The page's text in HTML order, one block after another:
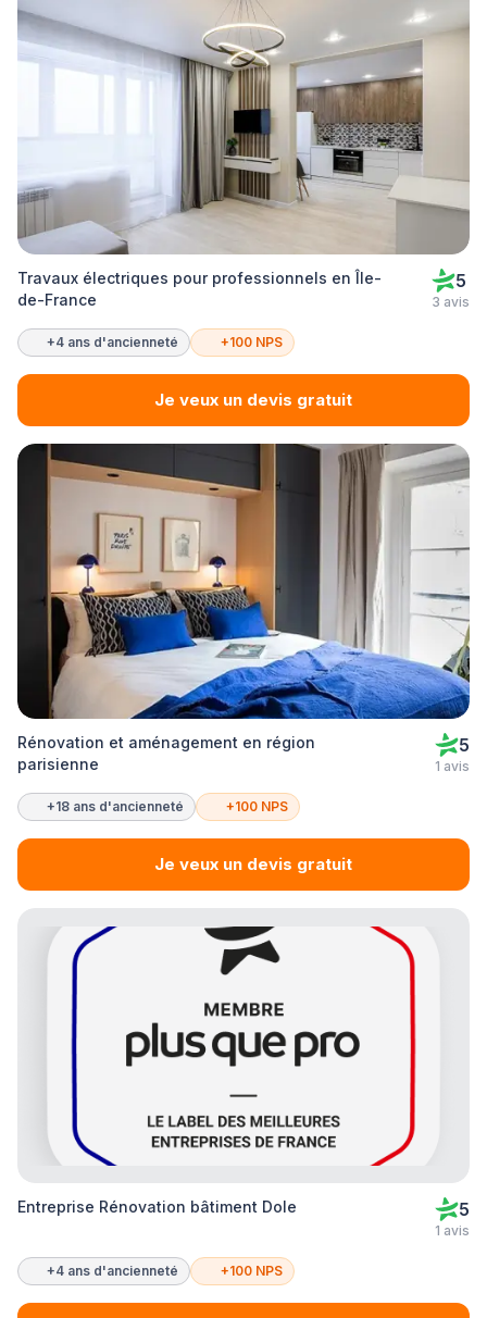
Travaux électriques pour professionnels en Île-
de-France
5
3 avis
+4 ans d'ancienneté +100 NPS
Je veux un devis gratuit
Rénovation et aménagement en région
parisienne
5
1 avis
+18 ans d'ancienneté +100 NPS
Je veux un devis gratuit
Entreprise Rénovation bâtiment Dole 5
1 avis
+4 ans d'ancienneté +100 NPS